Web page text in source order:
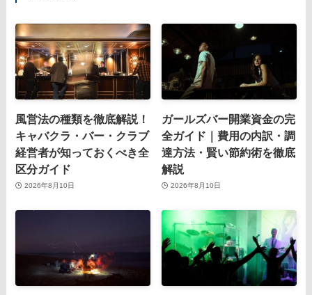
風営法の種類を徹底解説！
キャバクラ・バー・クラブ
経営者が知っておくべき全
区分ガイド
2026年8月10日
ガールズバー開業資金の完
全ガイド｜費用の内訳・調
達方法・賢い節約術を徹底
解説
2026年8月10日